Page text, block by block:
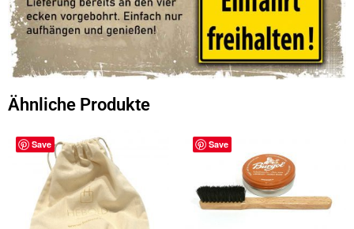
Ähnliche Produkte
Save Save